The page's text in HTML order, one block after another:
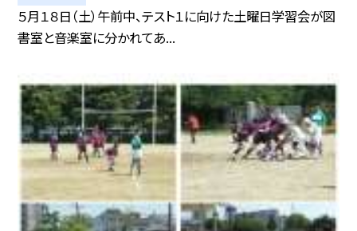
５月１８日（土）午前中、テスト１に向けた土曜日学習会が図
書室と音楽室に分かれてあ...